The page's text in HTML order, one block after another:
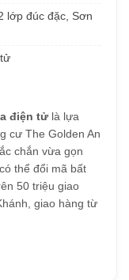
lớp đúc đặc, Sơn
điện tửlà lựa
cư The Golden An
chắn vừa gọn
thể đổi mã bất
50 triệu giao
giao hàng từ